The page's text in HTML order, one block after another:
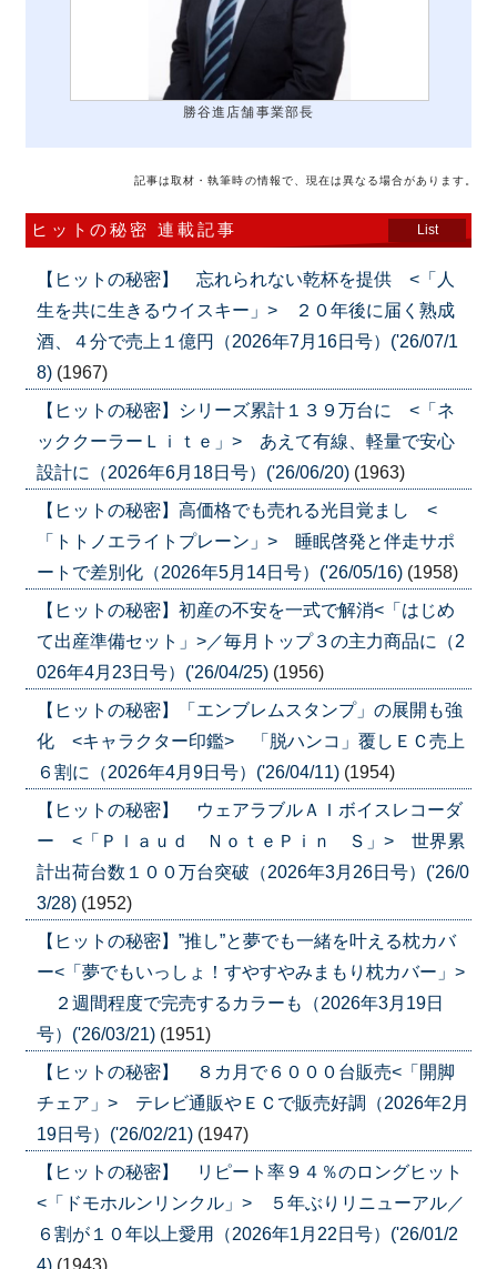
勝谷進店舗事業部長
記事は取材・執筆時の情報で、現在は異なる場合があります。
ヒットの秘密 連載記事 List
【ヒットの秘密】 忘れられない乾杯を提供 <「人
生を共に生きるウイスキー」> ２０年後に届く熟成
酒、４分で売上１億円（2026年7月16日号）('26/07/1
8) (1967)
【ヒットの秘密】シリーズ累計１３９万台に <「ネ
ッククーラーＬｉｔｅ」> あえて有線、軽量で安心
設計に（2026年6月18日号）('26/06/20) (1963)
【ヒットの秘密】高価格でも売れる光目覚まし <
「トトノエライトプレーン」> 睡眠啓発と伴走サポ
ートで差別化（2026年5月14日号）('26/05/16) (1958)
【ヒットの秘密】初産の不安を一式で解消<「はじめ
て出産準備セット」>／毎月トップ３の主力商品に（2
026年4月23日号）('26/04/25) (1956)
【ヒットの秘密】「エンブレムスタンプ」の展開も強
化 <キャラクター印鑑> 「脱ハンコ」覆しＥＣ売上
６割に（2026年4月9日号）('26/04/11) (1954)
【ヒットの秘密】 ウェアラブルＡＩボイスレコーダ
ー <「Ｐｌａｕｄ ＮｏｔｅＰｉｎ Ｓ」> 世界累
計出荷台数１００万台突破（2026年3月26日号）('26/0
3/28) (1952)
【ヒットの秘密】”推し”と夢でも一緒を叶える枕カバ
ー<「夢でもいっしょ！すやすやみまもり枕カバー」>
２週間程度で完売するカラーも（2026年3月19日
号）('26/03/21) (1951)
【ヒットの秘密】 ８カ月で６０００台販売<「開脚
チェア」> テレビ通販やＥＣで販売好調（2026年2月
19日号）('26/02/21) (1947)
【ヒットの秘密】 リピート率９４％のロングヒット
<「ドモホルンリンクル」> ５年ぶりリニューアル／
６割が１０年以上愛用（2026年1月22日号）('26/01/2